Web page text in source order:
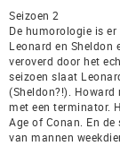
Seizoen 2
De humorologie is
Leonard en Sheldon
veroverd door het
seizoen slaat
(Sheldon?!).
met een terminator.
Age of Conan. En
van mannen